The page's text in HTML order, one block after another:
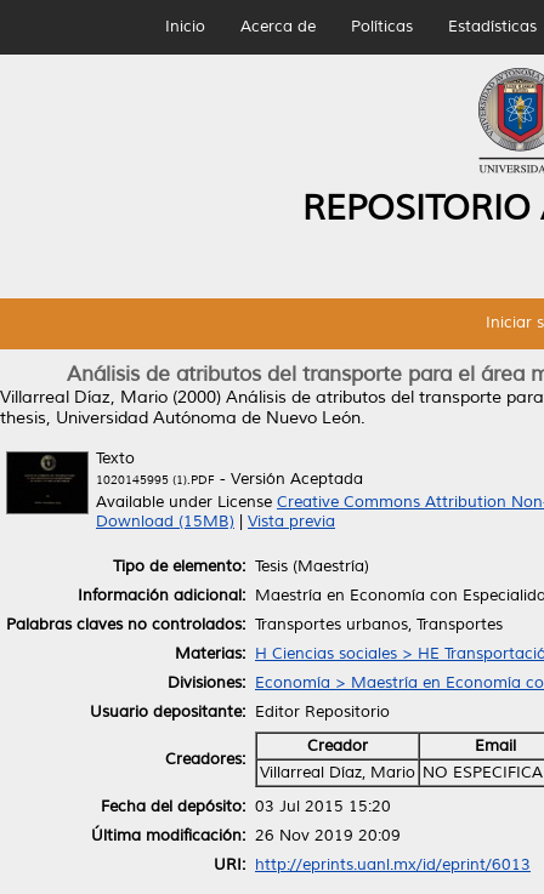
Inicio Acerca de Políticas Estadísticas
Iniciar
Análisis de atributos del transporte para el área
Villarreal Díaz, Mario (2000) Análisis de atributos del transporte
thesis, Universidad Autónoma de Nuevo León.
Texto
1020145995 (1).PDF - Versión Aceptada
Available under License Creative Commons Attribution
Download (15MB)
Vista previa
Tipo de elemento: Tesis (Maestría)
Información adicional: Maestría en Economía con
Palabras claves no controlados: Transportes urbanos, Transportes
Materias: H Ciencias sociales > HE
Divisiones: Economía > Maestría en Economía
Usuario depositante: Editor Repositorio
Creadores:
Creador
Email
Villarreal Díaz, Mario NO
Fecha del depósito: 03 Jul 2015 15:20
Última modificación: 26 Nov 2019 20:09
URI: http://eprints.uanl.mx/id/eprint/6013